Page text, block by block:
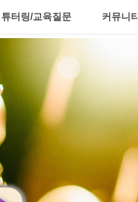
튜터링/교육질문 커뮤니티